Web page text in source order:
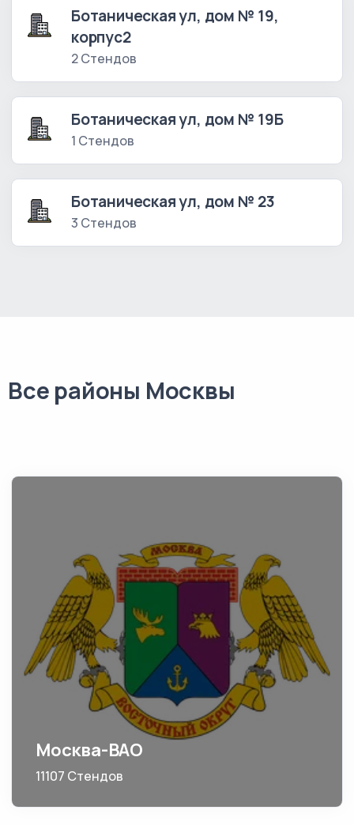
Ботаническая ул, дом № 19,
корпус2
2 Стендов
Ботаническая ул, дом № 19Б
1 Стендов
Ботаническая ул, дом № 23
3 Стендов
Все районы Москвы
Москва-ВАО
11107 Стендов